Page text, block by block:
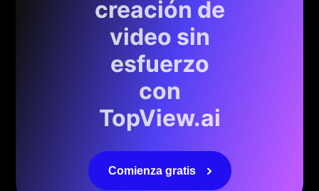
creación de
video sin
esfuerzo
con
TopView.ai
Comienza gratis